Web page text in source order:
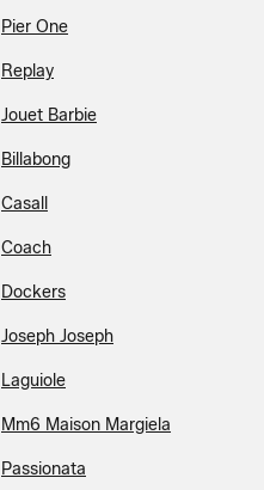
Pier One
Replay
Jouet Barbie
Billabong
Casall
Coach
Dockers
Joseph Joseph
Laguiole
Mm6 Maison Margiela
Passionata